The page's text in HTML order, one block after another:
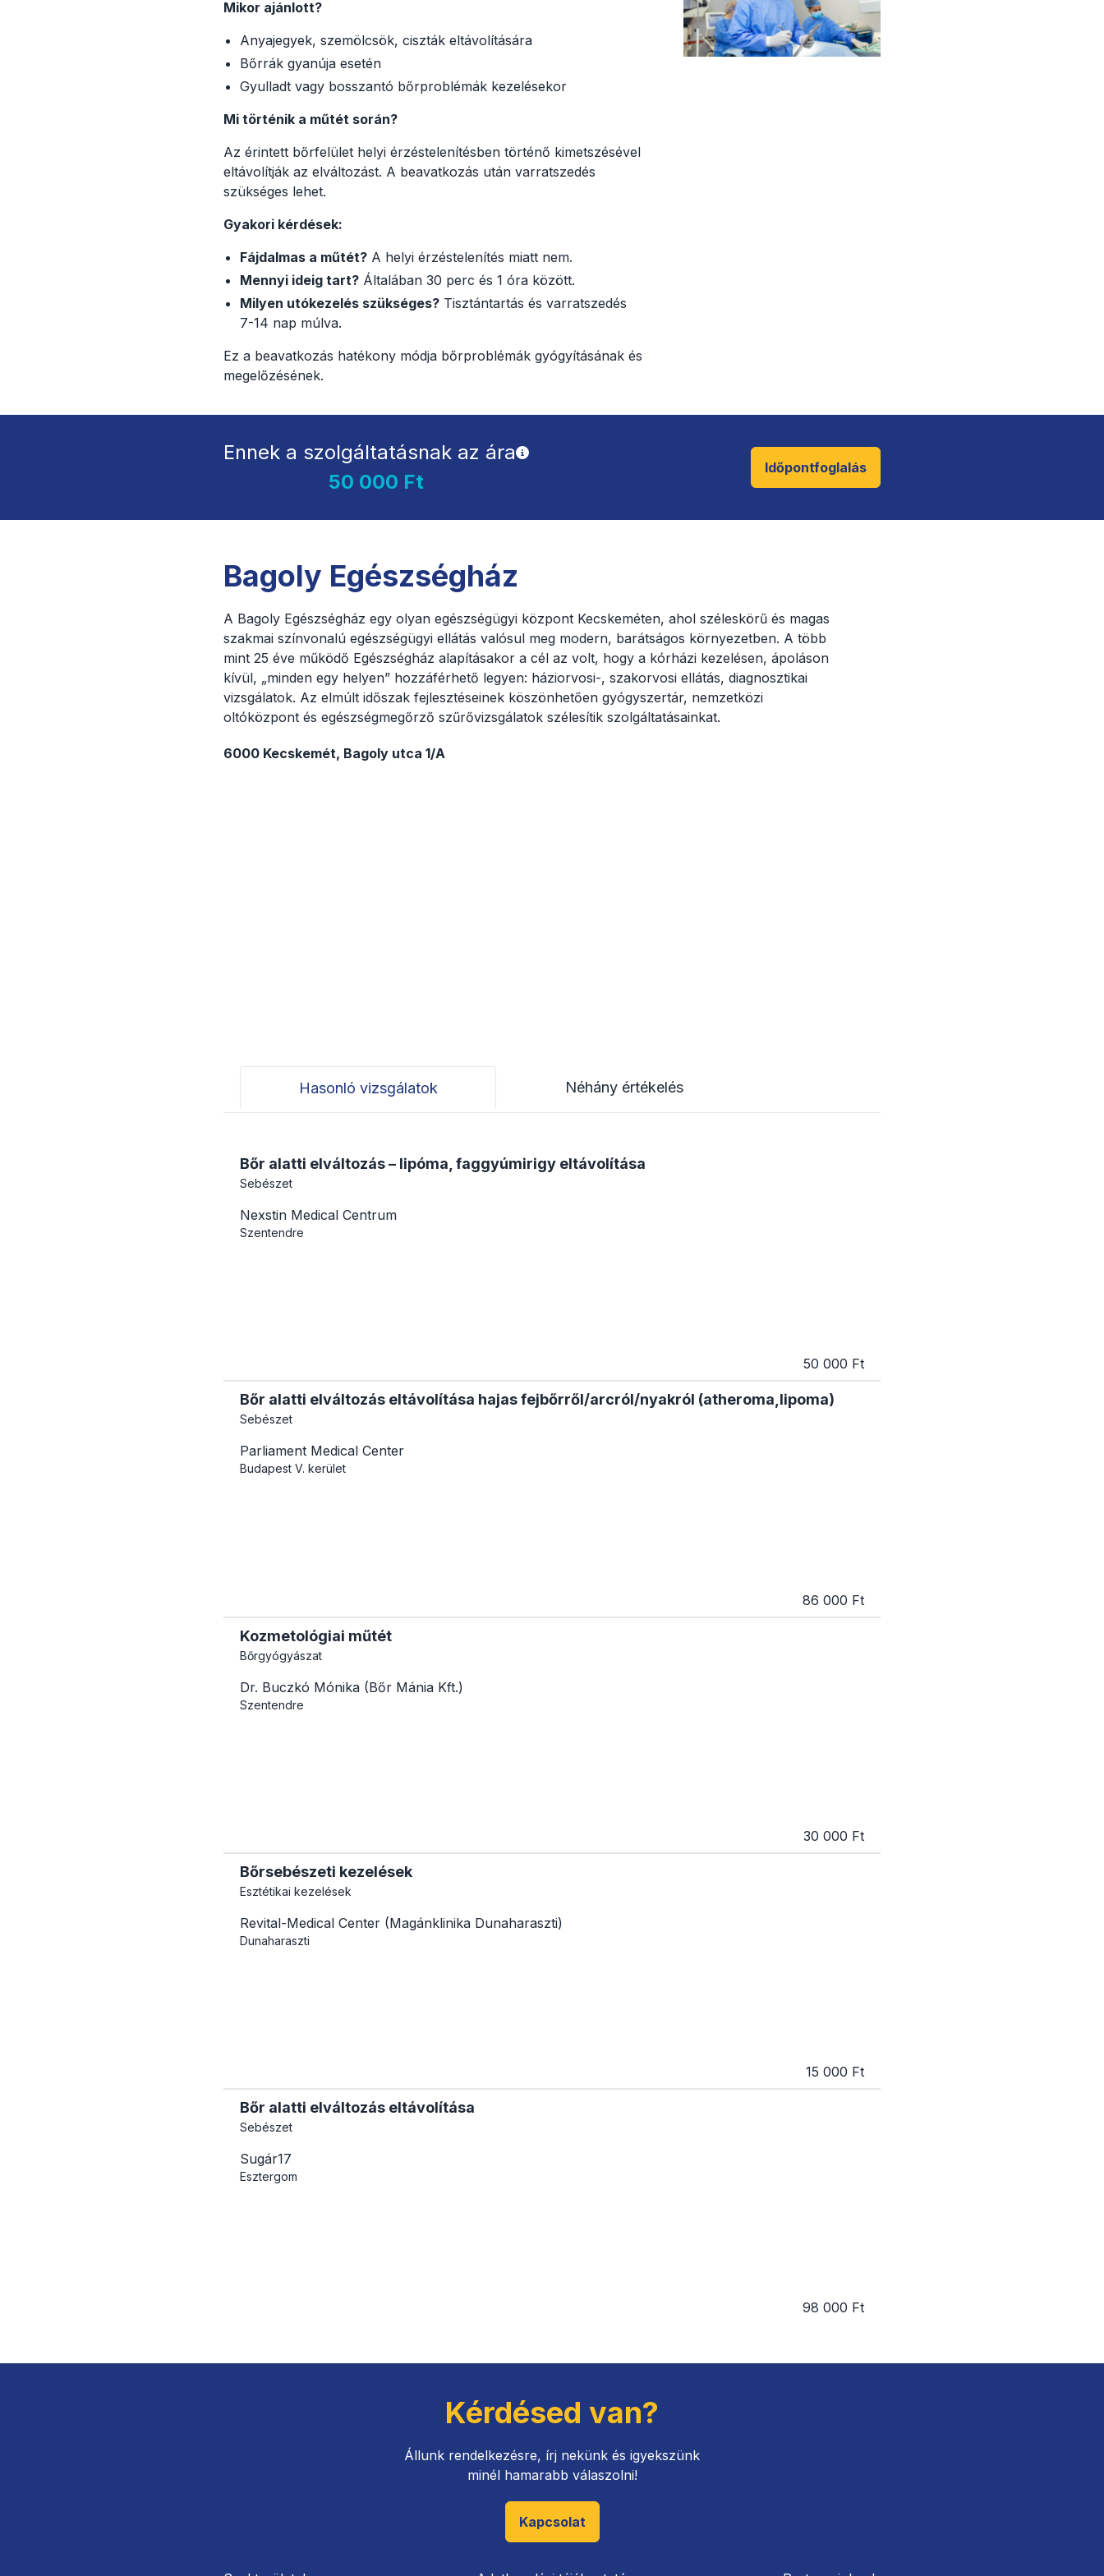
Mikor ajánlott?
Anyajegyek, szemölcsök, ciszták eltávolítására
Bőrrák gyanúja esetén
Gyulladt vagy bosszantó bőrproblémák kezelésekor
Mi történik a műtét során?
Az érintett bőrfelület helyi érzéstelenítésben történő kimetszésével
eltávolítják az elváltozást. A beavatkozás után varratszedés
szükséges lehet.
Gyakori kérdések:
Fájdalmas a műtét? A helyi érzéstelenítés miatt nem.
Mennyi ideig tart? Általában 30 perc és 1 óra között.
Milyen utókezelés szükséges? Tisztántartás és varratszedés
7-14 nap múlva.
Ez a beavatkozás hatékony módja bőrproblémák gyógyításának és
megelőzésének.
Ennek a szolgáltatásnak az ára
50 000 Ft
Időpontfoglalás
Bagoly Egészségház
A Bagoly Egészségház egy olyan egészségügyi központ Kecskeméten, ahol széleskörű és magas
szakmai színvonalú egészségügyi ellátás valósul meg modern, barátságos környezetben. A több
mint 25 éve működő Egészségház alapításakor a cél az volt, hogy a kórházi kezelésen, ápoláson
kívül, „minden egy helyen” hozzáférhető legyen: háziorvosi-, szakorvosi ellátás, diagnosztikai
vizsgálatok. Az elmúlt időszak fejlesztéseinek köszönhetően gyógyszertár, nemzetközi
oltóközpont és egészségmegőrző szűrővizsgálatok szélesítik szolgáltatásainkat.
6000 Kecskemét, Bagoly utca 1/A
Hasonló vizsgálatok Néhány értékelés
Bőr alatti elváltozás – lipóma, faggyúmirigy eltávolítása
Sebészet
Nexstin Medical Centrum
Szentendre
50 000 Ft
Bőr alatti elváltozás eltávolítása hajas fejbőrről/arcról/nyakról (atheroma,lipoma)
Sebészet
Parliament Medical Center
Budapest V. kerület
86 000 Ft
Kozmetológiai műtét
Bőrgyógyászat
Dr. Buczkó Mónika (Bőr Mánia Kft.)
Szentendre
30 000 Ft
Bőrsebészeti kezelések
Esztétikai kezelések
Revital-Medical Center (Magánklinika Dunaharaszti)
Dunaharaszti
15 000 Ft
Bőr alatti elváltozás eltávolítása
Sebészet
Sugár17
Esztergom
98 000 Ft
Kérdésed van?
Állunk rendelkezésre, írj nekünk és igyekszünk
minél hamarabb válaszolni!
Kapcsolat